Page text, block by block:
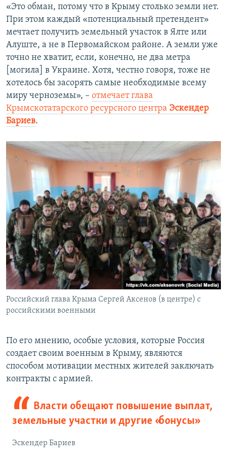
«Это обман, потому что в Крыму столько земли нет.
При этом каждый «потенциальный претендент»
мечтает получить земельный участок в Ялте или
Алуште, а не в Первомайском районе. А земли уже
точно не хватит, если, конечно, не два метра
[могила] в Украине. Хотя, честно говоря, тоже не
хотелось бы засорять самые необходимые всему
миру черноземы», – отмечает глава
Крымскотатарского ресурсного центра Эскендер
Бариев.
Российский глава Крыма Сергей Аксенов (в центре) с
российскими военными
По его мнению, особые условия, которые Россия
создает своим военным в Крыму, являются
способом мотивации местных жителей заключать
контракты с армией.
Власти обещают повышение выплат,
земельные участки и другие «бонусы»
Эскендер Бариев